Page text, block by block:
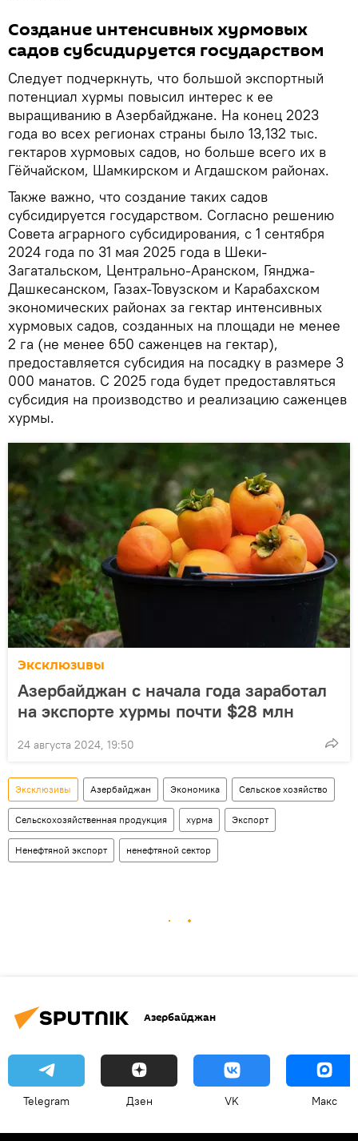
Создание интенсивных хурмовых
садов субсидируется государством
Следует подчеркнуть, что большой экспортный
потенциал хурмы повысил интерес к ее
выращиванию в Азербайджане. На конец 2023
года во всех регионах страны было 13,132 тыс.
гектаров хурмовых садов, но больше всего их в
Гёйчайском, Шамкирском и Агдашском районах.
Также важно, что создание таких садов
субсидируется государством. Согласно решению
Совета аграрного субсидирования, с 1 сентября
2024 года по 31 мая 2025 года в Шеки-
Загатальском, Центрально-Аранском, Гянджа-
Дашкесанском, Газах-Товузском и Карабахском
экономических районах за гектар интенсивных
хурмовых садов, созданных на площади не менее
2 га (не менее 650 саженцев на гектар),
предоставляется субсидия на посадку в размере 3
000 манатов. С 2025 года будет предоставляться
субсидия на производство и реализацию саженцев
хурмы.
Эксклюзивы
Азербайджан c начала года заработал
на экспорте хурмы почти $28 млн
24 августа 2024, 19:50
Эксклюзивы Азербайджан Экономика Сельское хозяйство
Сельскохозяйственная продукция хурма Экспорт
Ненефтяной экспорт ненефтяной сектор
Азербайджан
Telegram Дзен VK Макс